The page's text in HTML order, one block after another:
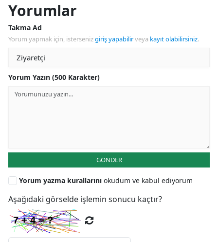
Yorumlar
Takma Ad
Yorum yapmak için, istersenizgiriş yapabilirveya kayıt olabilirsiniz.
Yorum Yazın (500 Karakter)
GÖNDER
Yorum yazma kurallarını okudum ve kabul ediyorum
Aşağıdaki görselde işlemin sonucu kaçtır?